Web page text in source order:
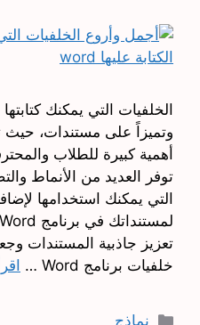
وتميزاً على مستندات، حيث
أهمية كبيرة للطلاب
توفر العديد من الأنماط
التي يمكنك استخدامها
تعزيز جاذبية المستندات
خلفيات برنامج Word …
التصنيفات
نماذج